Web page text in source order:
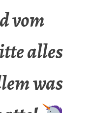
vom
alles
was